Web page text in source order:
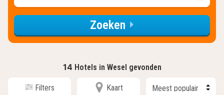
Zoeken
14 Hotels in Wesel gevonden
Filters Kaart